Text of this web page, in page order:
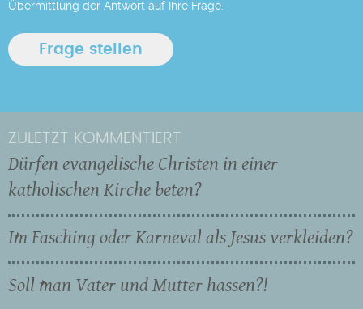
Übermittlung der Antwort auf Ihre Frage.
ZULETZT KOMMENTIERT
Dürfen evangelische Christen in einer
katholischen Kirche beten?
Im Fasching oder Karneval als Jesus verkleiden?
Soll man Vater und Mutter hassen?!